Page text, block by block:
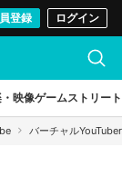
登録 ログイン
映像ゲームストリート
バーチャルYouTuber